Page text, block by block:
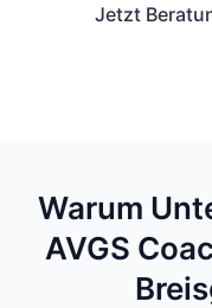
Jetzt
Warum
AVGS